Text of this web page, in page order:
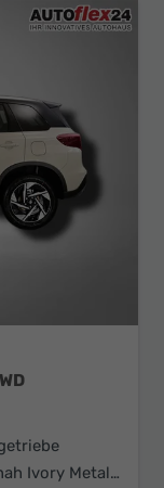
Savannah Ivory Metallic / Cosmic Black Pearl Metallic